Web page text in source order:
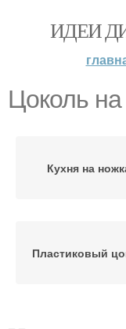
ИДЕИ
Цоколь на
Кухня на
Пластиковый